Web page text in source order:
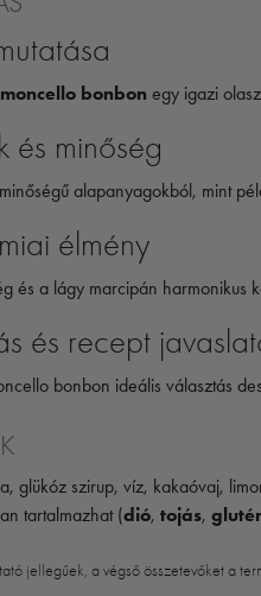
bonbon egy igazi
és minőség
alapanyagokból, mint
élmény
és a lágy marcipán
és recept
bonbon ideális választás
glükóz szirup, víz, kakaóvaj,
tartalmazhat (dió, tojás,
jellegűek, a végső összetevőket a